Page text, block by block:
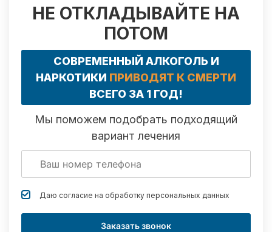
НЕ ОТКЛАДЫВАЙТЕ НА
ПОТОМ
СОВРЕМЕННЫЙ АЛКОГОЛЬ И
НАРКОТИКИ ПРИВОДЯТ К СМЕРТИ
ВСЕГО ЗА 1 ГОД!
Мы поможем подобрать подходящий
вариант лечения
Даю согласие на обработку персональных данных
Заказать звонок